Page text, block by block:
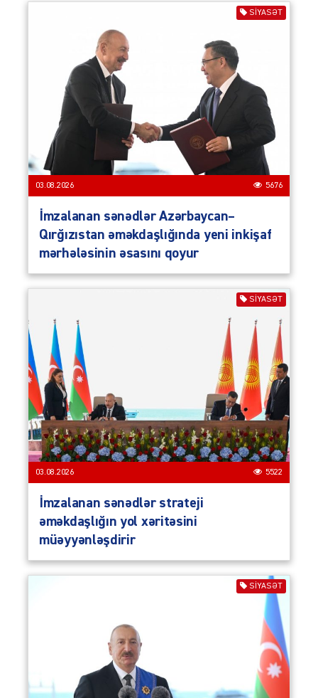
SIYASƏT
03.08.2026 5676
İmzalanan sənədlər Azərbaycan–
Qırğızıstan əməkdaşlığında yeni inkişaf
mərhələsinin əsasını qoyur
SIYASƏT
03.08.2026 5522
İmzalanan sənədlər strateji
əməkdaşlığın yol xəritəsini
müəyyənləşdirir
SIYASƏT